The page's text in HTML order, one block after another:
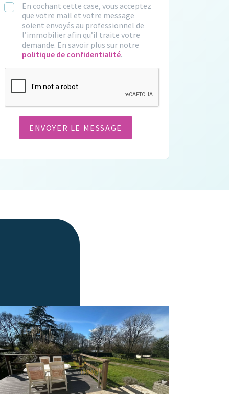
En cochant cette case, vous acceptez
que votre mail et votre message
soient envoyés au professionnel de
l’immobilier afin qu’il traite votre
demande. En savoir plus sur notre
politique de confidentialité.